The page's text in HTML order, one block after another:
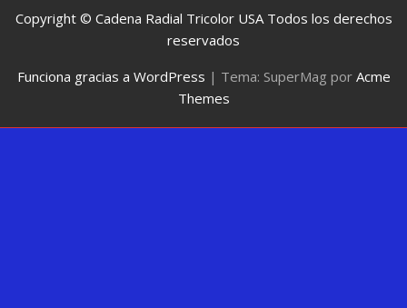
Copyright © Cadena Radial Tricolor USA Todos los derechos
reservados
Funciona gracias a WordPress | Tema: SuperMag por Acme
Themes